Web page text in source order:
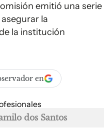
emitió una serie
la
la institución
en
dos Santos